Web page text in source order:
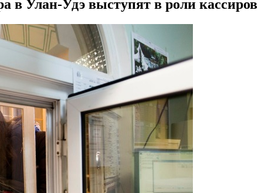
в Улан-Удэ выступят в роли кассиров